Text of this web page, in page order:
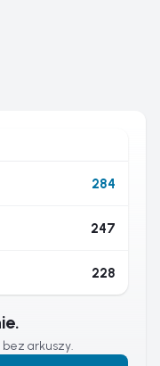
284
247
228
arkuszy.